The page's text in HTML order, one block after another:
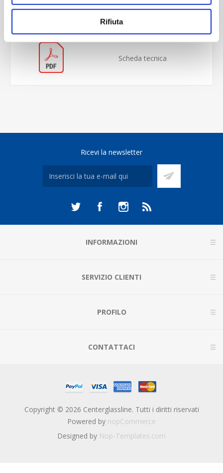
Rifiuta
CONTACT US
Scheda tecnica
Ricevi la newsletter
INFORMAZIONI
SERVIZIO CLIENTI
PROFILO
CONTATTACI
Copyright © 2026 Centerglassline. Tutti i diritti riservati
Powered by nopCommerce
Designed by Nop-Templates.com